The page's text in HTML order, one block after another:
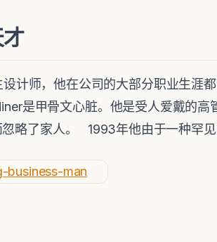
计师，他在公司的大部分职业生涯
是甲骨文心脏。他是受人爱戴的
忽略了家人。 1993年他由于一种